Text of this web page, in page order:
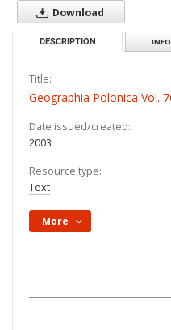
Download
DESCRIPTION
Title:
Geographia Polonica Vol.
Date issued/created:
2003
Resource type:
Text
More